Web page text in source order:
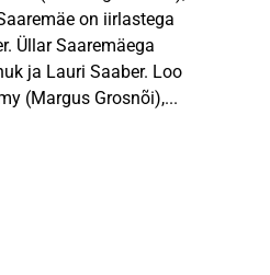
on iirlastega
Üllar Saaremäega
ja Lauri Saaber. Loo
(Margus Grosnõi),...